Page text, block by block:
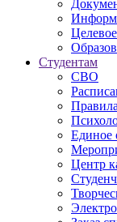
Студентам
СВО
Единое
Центр